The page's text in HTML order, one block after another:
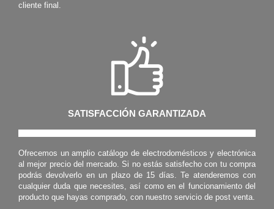
cliente final.
SATISFACCIÓN GARANTIZADA
Ofrecemos un amplio catálogo de electrodomésticos y electrónica
al mejor precio del mercado. Si no estás satisfecho con tu compra
podrás devolverlo en un plazo de 15 días. Te atenderemos con
cualquier duda que necesites, así como en el funcionamiento del
producto que hayas comprado, con nuestro servicio de post venta.